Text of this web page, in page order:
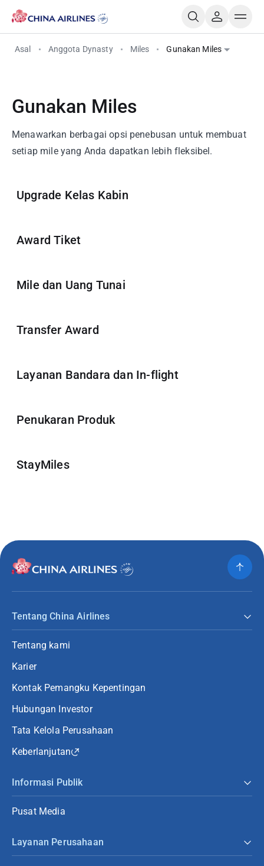
Asal Anggota Dynasty Miles Gunakan Miles
Gunakan Miles
Menawarkan berbagai opsi penebusan untuk membuat
setiap mile yang Anda dapatkan lebih fleksibel.
Upgrade Kelas Kabin
Award Tiket
Mile dan Uang Tunai
Transfer Award
Layanan Bandara dan In-flight
Penukaran Produk
StayMiles
Tentang China Airlines
Tentang kami
Karier
Kontak Pemangku Kepentingan
Hubungan Investor
Tata Kelola Perusahaan
Keberlanjutan
Informasi Publik
Pusat Media
Layanan Perusahaan